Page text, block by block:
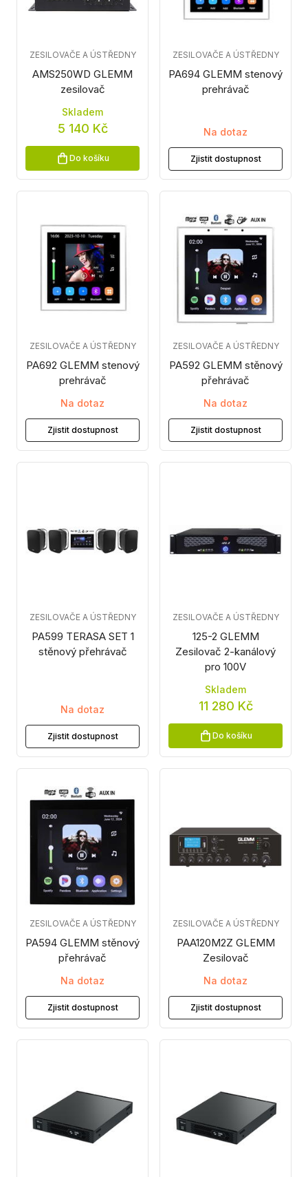
AMS250WD GLEMM
zesilovač
ZESILOVAČE A ÚSTŘEDNY
Skladem
5 140 Kč
Do košíku
PA694 GLEMM stenový
prehrávač
ZESILOVAČE A ÚSTŘEDNY
Na dotaz
Zjistit dostupnost
PA692 GLEMM stenový
prehrávač
ZESILOVAČE A ÚSTŘEDNY
Na dotaz
Zjistit dostupnost
PA592 GLEMM stěnový
přehrávač
ZESILOVAČE A ÚSTŘEDNY
Na dotaz
Zjistit dostupnost
PA599 TERASA SET 1
stěnový přehrávač
ZESILOVAČE A ÚSTŘEDNY
Na dotaz
Zjistit dostupnost
125-2 GLEMM
Zesilovač 2-kanálový
pro 100V
ZESILOVAČE A ÚSTŘEDNY
Skladem
11 280 Kč
Do košíku
PA594 GLEMM stěnový
přehrávač
ZESILOVAČE A ÚSTŘEDNY
Na dotaz
Zjistit dostupnost
PAA120M2Z GLEMM
Zesilovač
ZESILOVAČE A ÚSTŘEDNY
Na dotaz
Zjistit dostupnost